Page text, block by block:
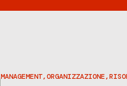
MANAGEMENT,ORGANIZZAZIONE,